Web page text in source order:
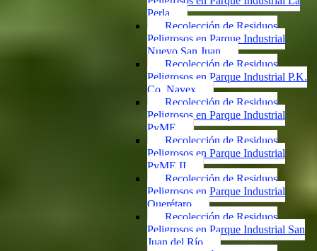
Perla
Recolección de Residuos
Peligrosos en Parque Industrial
Nuevo San Juan
Recolección de Residuos
Peligrosos en Parque Industrial P.K.
Co. Navex
Recolección de Residuos
Peligrosos en Parque Industrial
PyME
Recolección de Residuos
Peligrosos en Parque Industrial
PyME II
Recolección de Residuos
Peligrosos en Parque Industrial
Querétaro
Recolección de Residuos
Peligrosos en Parque Industrial San
Juan del Río